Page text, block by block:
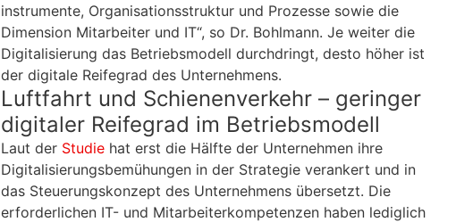
instrumente, Organisationsstruktur und Prozesse sowie die
Dimension Mitarbeiter und IT“, so Dr. Bohlmann. Je weiter die
Digitalisierung das Betriebsmodell durchdringt, desto höher ist
der digitale Reifegrad des Unternehmens.
Luftfahrt und Schienenverkehr – geringer
digitaler Reifegrad im Betriebsmodell
Laut der Studie hat erst die Hälfte der Unternehmen ihre
Digitalisierungsbemühungen in der Strategie verankert und in
das Steuerungskonzept des Unternehmens übersetzt. Die
erforderlichen IT- und Mitarbeiterkompetenzen haben lediglich